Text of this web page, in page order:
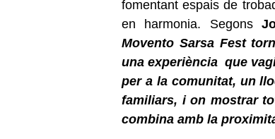
fomentant espais de
en harmonia. Segons
Movento Sarsa Fest
una experiència que
per a la comunitat, un
familiars, i on mostrar
combina amb la